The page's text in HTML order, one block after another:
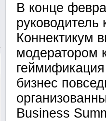
В конце
руководитель
Коннектикум
модератором
геймификация
бизнес
Business